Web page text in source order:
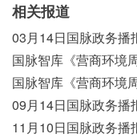
相关报道
09月14日国脉政务播
11月10日国脉政务播